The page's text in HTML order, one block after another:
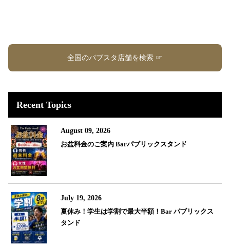
全国のパブスタ店舗を検索 ☞
Recent Topics
August 09, 2026
お盆料金のご案内 Barパブリックスタンド
July 19, 2026
夏休み！学生は学割で最大半額！Bar パブリックス
タンド